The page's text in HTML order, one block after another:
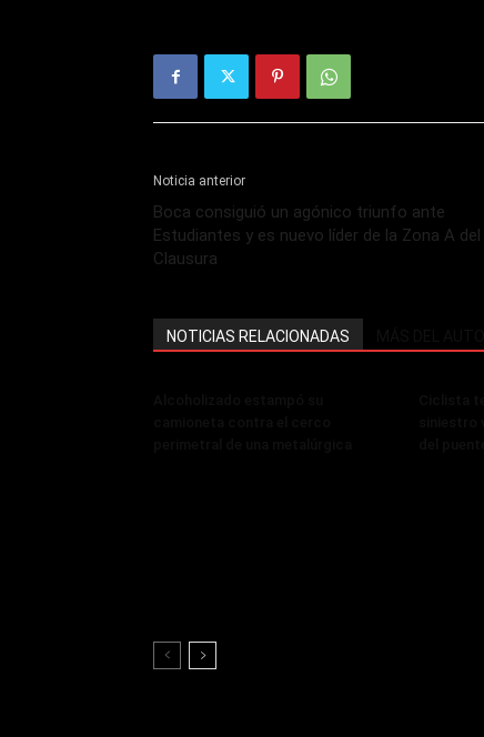
Noticia anterior
Boca consiguió un agónico triunfo ante
Estudiantes y es nuevo líder de la Zona A del
Clausura
NOTICIAS RELACIONADAS